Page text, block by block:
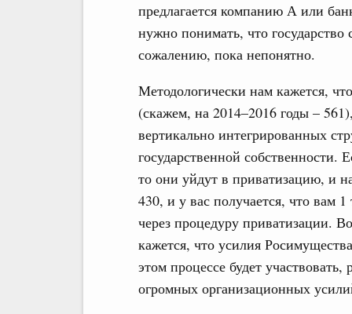
предлагается компанию А или
нужно понимать, что
сожалению, пока непонятно.
Методологически нам кажется,
(скажем, на 2014–2016 годы –
вертикально интегрированных
государственной собственности.
то они уйдут в приватизацию, и
430, и у вас получается, что вам
через процедуру приватизации.
кажется, что усилия
этом процессе будет
огромных организационных